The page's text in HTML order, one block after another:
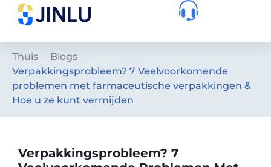
Thuis
Blogs
Verpakkingsprobleem? 7 Veelvoorkomende
problemen met farmaceutische verpakkingen &
Hoe u ze kunt vermijden
Verpakkingsprobleem? 7